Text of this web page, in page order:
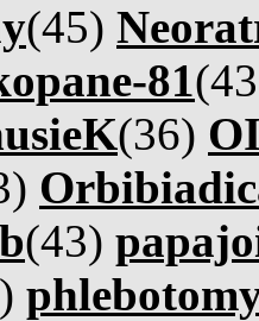
(45)
81
(36)
(43)